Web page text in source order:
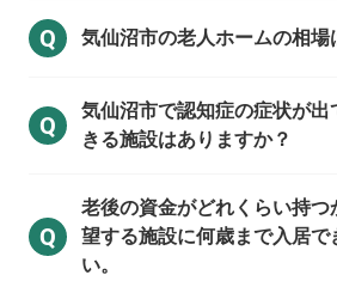
Q 気仙沼市の老人ホームの相場
Q
気仙沼市で認知症の症状が出
きる施設はありますか？
Q
老後の資金がどれくらい持つ
望する施設に何歳まで入居で
い。